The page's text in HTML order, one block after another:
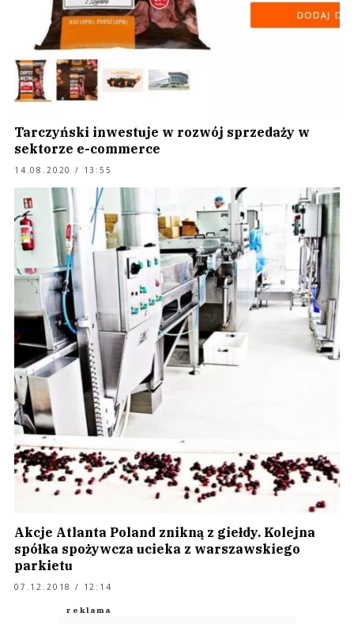
Tarczyński inwestuje w rozwój sprzedaży w
sektorze e-commerce
14.08.2020 / 13:55
Akcje Atlanta Poland znikną z giełdy. Kolejna
spółka spożywcza ucieka z warszawskiego
parkietu
07.12.2018 / 12:14